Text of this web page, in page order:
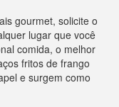
gourmet, solicite o
lugar que você
comida, o melhor
fritos de frango
e surgem como